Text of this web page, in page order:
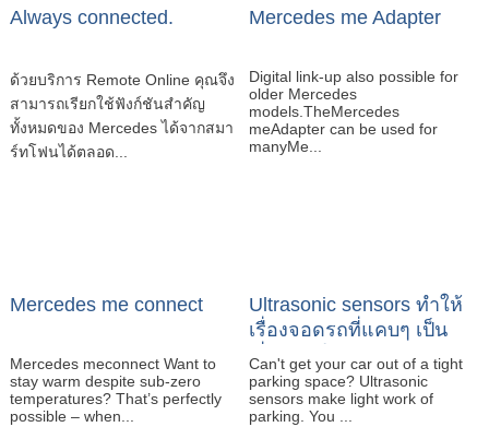
Always connected.
ด้วยบริการ Remote Online คุณจึง
สามารถเรียกใช้ฟังก์ชันสำคัญ
ทั้งหมดของ Mercedes ได้จากสมา
ร์ทโฟนได้ตลอด...
Mercedes me Adapter
Digital link-up also possible for
older Mercedes
models.TheMercedes
meAdapter can be used for
manyMe...
Mercedes me connect
Mercedes meconnect Want to
stay warm despite sub-zero
temperatures? That’s perfectly
possible – when...
Ultrasonic sensors ทำให้
เรื่องจอดรถที่แคบๆ เป็น
เรื่องง่ายโดยการควบคุม
ผ่าน App
Can't get your car out of a tight
parking space? Ultrasonic
sensors make light work of
parking. You ...